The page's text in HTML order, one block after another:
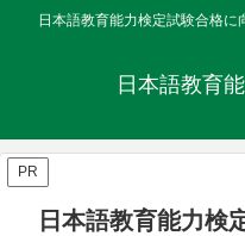
日本語教育能力検定試験合格に
日本語教育
PR
日本語教育能力検